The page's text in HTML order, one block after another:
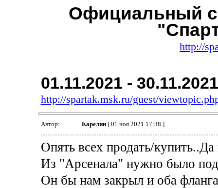
Официальный
http://
01.11.2021 - 30.11.2021
http://spartak.msk.ru/guest/
Автор: Карелин[ 01 ноя 2021 17:38 ]
Опять всех продать/купить..Да
Из "Арсенала" нужно было
Он бы нам закрыл и оба